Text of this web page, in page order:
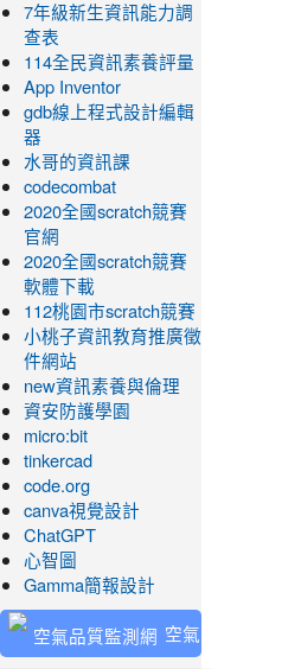
7年級新生資訊能力調
查表
114全民資訊素養評量
App Inventor
gdb線上程式設計編輯
器
水哥的資訊課
codecombat
2020全國scratch競賽
官網
2020全國scratch競賽
軟體下載
112桃園市scratch競賽
小桃子資訊教育推廣徵
件網站
new資訊素養與倫理
資安防護學園
micro:bit
tinkercad
code.org
canva視覺設計
ChatGPT
心智圖
Gamma簡報設計
空氣